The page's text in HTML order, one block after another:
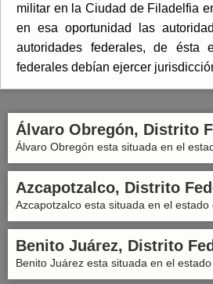
militar en la Ciudad de Filadelfia
en esa oportunidad las
autoridades federales, de ésta
federales debían ejercer
Álvaro Obregón, Distrito
Álvaro Obregón esta situada en el
Azcapotzalco, Distrito
Azcapotzalco esta situada en el
Benito Juárez, Distrito
Benito Juárez esta situada en el